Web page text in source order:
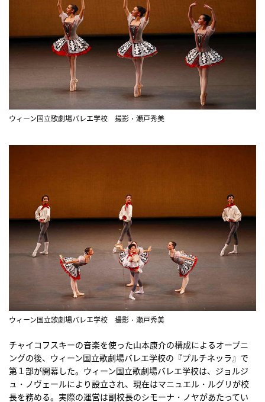
ウィーン国立歌劇場バレエ学校 撮影・瀬戸秀美
ウィーン国立歌劇場バレエ学校 撮影・瀬戸秀美
チャイコフスキーの音楽を使った山本康介の構成によるオープニ
ングの後、ウィーン国立歌劇場バレエ学校の『プルチネッラ』で
第１部が開幕した。ウィーン国立歌劇場バレエ学校は、ジョルジ
ュ・ノヴェールにより設立され、現在はマニュエル・ルグリが校
長を務める。実際の運営は副校長のシモーナ・ノヤがあたってい